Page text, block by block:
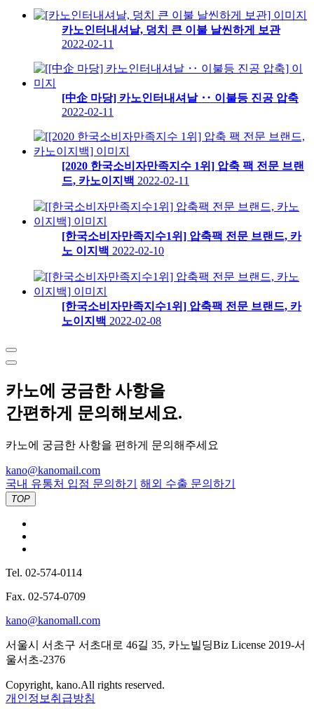
카노인터내셔날, 덩치 큰 이불 날씬하게 보관
2022-02-11
[中企 마당] 카노인터내셔날 ‥ 이불등 진공 압축
2022-02-11
[2020 한국소비자만족지수 1위] 압축 팩 전문 브랜
드, 카노이지백 2022-02-11
[한국소비자만족지수1위] 압축팩 전문 브랜드, 카
노 이지백 2022-02-10
[한국소비자만족지수1위] 압축팩 전문 브랜드, 카
노이지백 2022-02-08
카노에 궁금한 사항을
간편하게 문의해보세요.
카노에 궁금한 사항을 편하게 문의해주세요
kano@kanomail.com
국내 유통처 입점 문의하기
해외 수출 문의하기
TOP
Tel. 02-574-0114
Fax. 02-574-0709
kano@kanomall.com
서울시 서초구 서초대로 46길 35, 카노빌딩Biz License 2019-서
울서초-2376
Copyright, kano.All rights reserved.
개인정보취급방침